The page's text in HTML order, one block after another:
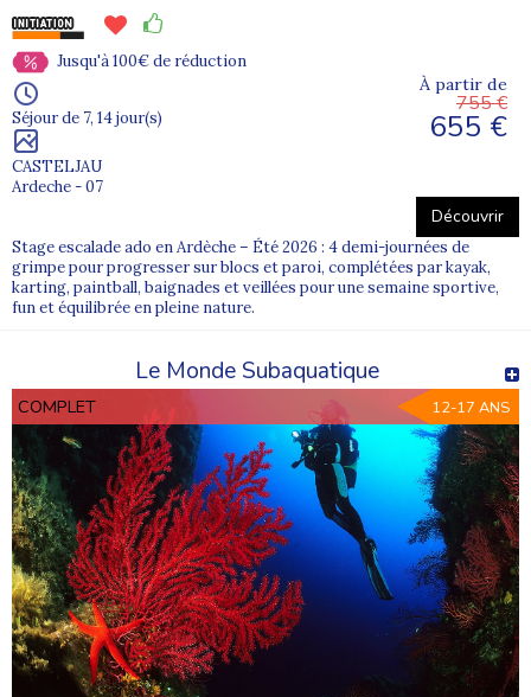
Jusqu'à 100€ de réduction
Séjour de 7, 14 jour(s)
CASTELJAU
Ardeche - 07
À partir de
755 €
655 €
Découvrir
Stage escalade ado en Ardèche – Été 2026 : 4 demi-journées de
grimpe pour progresser sur blocs et paroi, complétées par kayak,
karting, paintball, baignades et veillées pour une semaine sportive,
fun et équilibrée en pleine nature.
Le Monde Subaquatique
COMPLET 12-17 ANS